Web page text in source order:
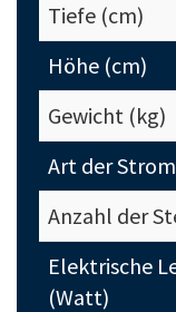
Tiefe (cm)
Höhe (cm)
Gewicht (kg)
Art der
Anzahl der
Elektrische
(Watt)